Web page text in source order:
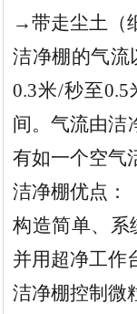
→带走尘土（
洁净棚的气流
0.3米/秒至
间。气流由洁
有如一个空气
洁净棚优点：
构造简单、系
并用超净工作
洁净棚控制微